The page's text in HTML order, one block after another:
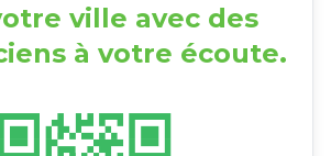
ville avec des
à votre écoute.